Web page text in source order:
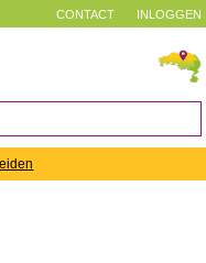
INLOGGEN
CONTACT